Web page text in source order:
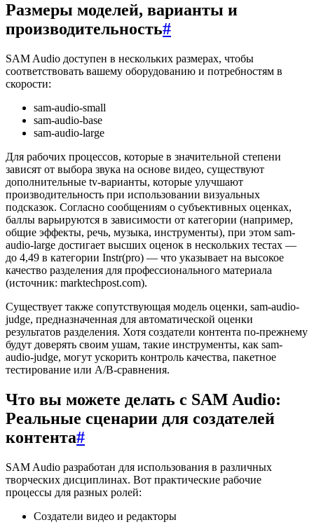
Размеры моделей, варианты и
производительность#
SAM Audio доступен в нескольких размерах, чтобы
соответствовать вашему оборудованию и потребностям в
скорости:
sam-audio-small
sam-audio-base
sam-audio-large
Для рабочих процессов, которые в значительной степени
зависят от выбора звука на основе видео, существуют
дополнительные tv-варианты, которые улучшают
производительность при использовании визуальных
подсказок. Согласно сообщениям о субъективных оценках,
баллы варьируются в зависимости от категории (например,
общие эффекты, речь, музыка, инструменты), при этом sam-
audio-large достигает высших оценок в нескольких тестах —
до 4,49 в категории Instr(pro) — что указывает на высокое
качество разделения для профессионального материала
(источник: marktechpost.com).
Существует также сопутствующая модель оценки, sam-audio-
judge, предназначенная для автоматической оценки
результатов разделения. Хотя создатели контента по-прежнему
будут доверять своим ушам, такие инструменты, как sam-
audio-judge, могут ускорить контроль качества, пакетное
тестирование или A/B-сравнения.
Что вы можете делать с SAM Audio:
Реальные сценарии для создателей
контента#
SAM Audio разработан для использования в различных
творческих дисциплинах. Вот практические рабочие
процессы для разных ролей:
Создатели видео и редакторы